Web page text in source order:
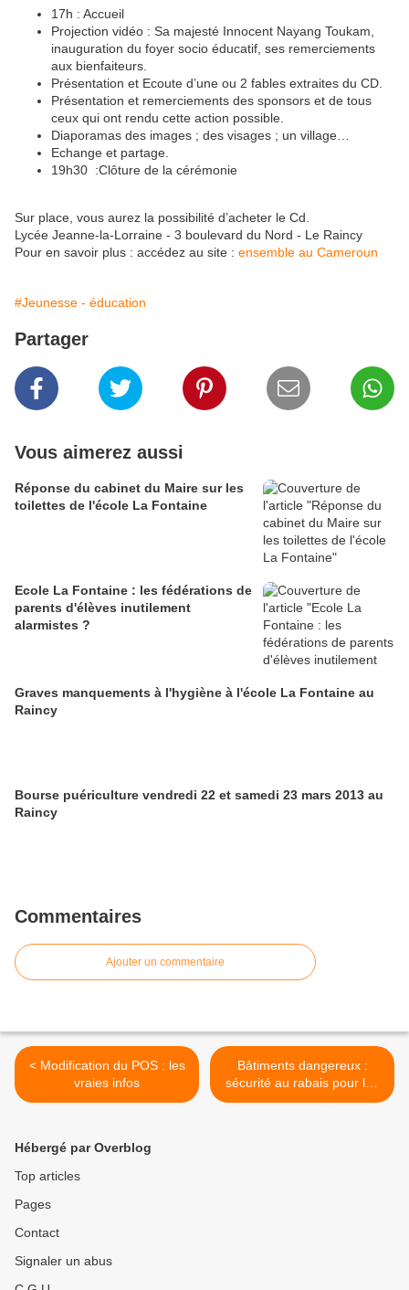
17h : Accueil
Projection vidéo : Sa majesté Innocent Nayang Toukam,
inauguration du foyer socio éducatif, ses remerciements
aux bienfaiteurs.
Présentation et Ecoute d’une ou 2 fables extraites du CD.
Présentation et remerciements des sponsors et de tous
ceux qui ont rendu cette action possible.
Diaporamas des images ; des visages ; un village…
Echange et partage.
19h30 :Clôture de la cérémonie
Sur place, vous aurez la possibilité d’acheter le Cd.
Lycée Jeanne-la-Lorraine - 3 boulevard du Nord - Le Raincy
Pour en savoir plus : accédez au site : ensemble au Cameroun
#Jeunesse - éducation
Partager
Vous aimerez aussi
Réponse du cabinet du Maire sur les
toilettes de l'école La Fontaine
Ecole La Fontaine : les fédérations de
parents d'élèves inutilement
alarmistes ?
Graves manquements à l'hygiène à l'école La Fontaine au
Raincy
Bourse puériculture vendredi 22 et samedi 23 mars 2013 au
Raincy
Commentaires
Ajouter un commentaire
< Modification du POS : les
vraies infos
Bâtiments dangereux :
sécurité au rabais pour les
Raincéens >
Hébergé par Overblog
Top articles
Pages
Contact
Signaler un abus